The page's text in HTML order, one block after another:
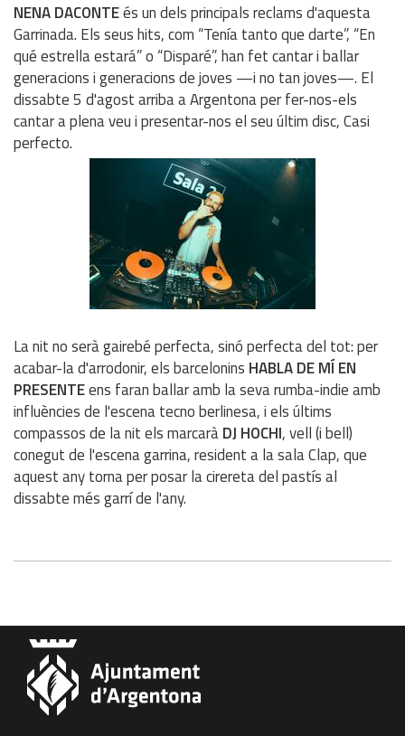
NENA DACONTEés un dels principals reclams d'aquesta
Garrinada. Els seus hits, com “Tenía tanto que darte”, “En
qué estrella estará” o “Disparé”, han fet cantar i ballar
generacions i generacions de joves —i no tan joves—. El
dissabte 5 d'agost arriba a Argentona per fer-nos-els
cantar a plena veu i presentar-nos el seu últim disc, Casi
perfecto.
La nit no serà gairebé perfecta, sinó perfecta del tot: per
acabar-la d'arrodonir, els barcelonins HABLA DE MÍ EN
PRESENTEens faran ballar amb la seva rumba-indie amb
influències de l'escena tecno berlinesa, i els últims
compassos de la nit els marcaràDJ HOCHI, vell (i bell)
conegut de l'escena garrina, resident a la sala Clap, que
aquest any torna per posar la cirereta del pastís al
dissabte més garrí de l'any.